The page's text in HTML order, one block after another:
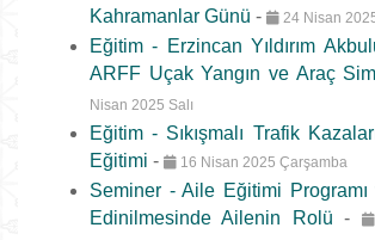
Kahramanlar Günü - 24 Nisan
Eğitim - Erzincan Yıldırım
ARFF Uçak Yangın ve Araç
Nisan 2025 Salı
Eğitim - Sıkışmalı Trafik
Eğitimi - 16 Nisan 2025 Çarşamba
Seminer - Aile Eğitimi
Edinilmesinde Ailenin Rolü-